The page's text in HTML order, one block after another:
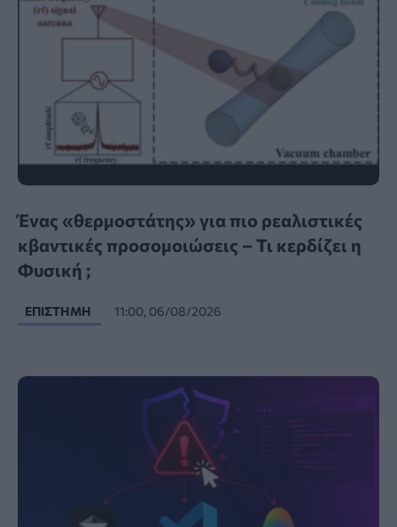
Ένας «θερμοστάτης» για πιο ρεαλιστικές
κβαντικές προσομοιώσεις – Τι κερδίζει η
Φυσική ;
ΕΠΙΣΤΉΜΗ 11:00, 06/08/2026